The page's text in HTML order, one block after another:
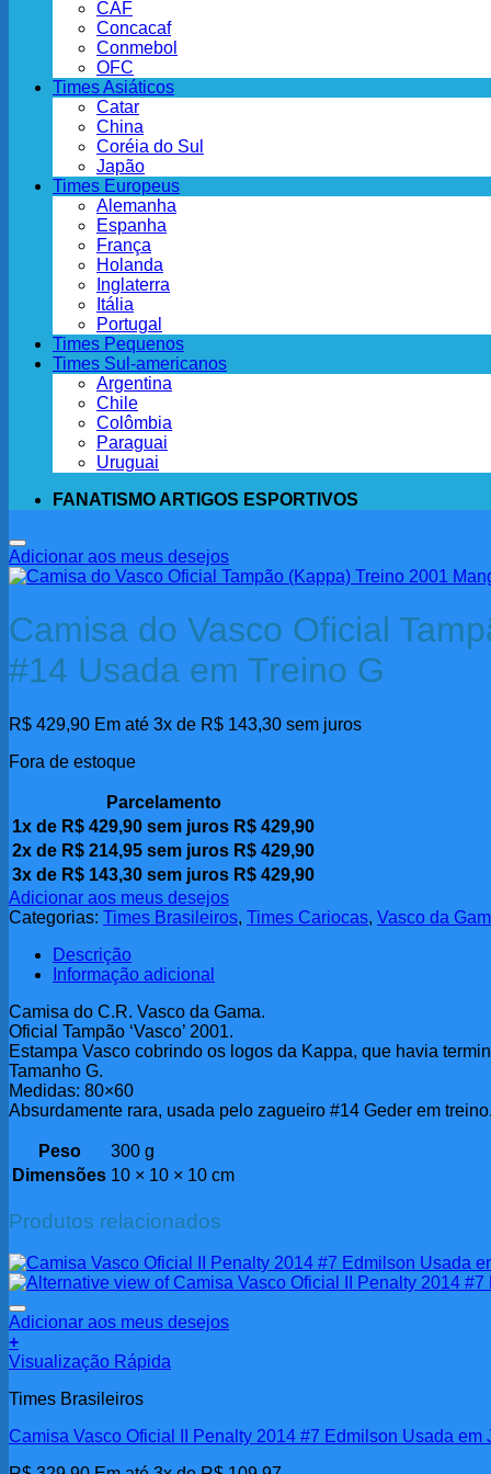
CAF
Concacaf
Conmebol
OFC
Times Asiáticos
Catar
China
Coréia do Sul
Japão
Times Europeus
Alemanha
Espanha
França
Holanda
Inglaterra
Itália
Portugal
Times Pequenos
Times Sul-americanos
Argentina
Chile
Colômbia
Paraguai
Uruguai
FANATISMO ARTIGOS ESPORTIVOS
Adicionar aos meus desejos
Camisa do Vasco Oficial
#14 Usada em Treino G
R$ 429,90 Em até 3x de R$ 143,30 sem juros
Fora de estoque
Parcelamento
1x de R$ 429,90 sem juros R$ 429,90
2x de R$ 214,95 sem juros R$ 429,90
3x de R$ 143,30 sem juros R$ 429,90
Adicionar aos meus desejos
Categorias: Times Brasileiros, Times Cariocas, Vasco da
Descrição
Informação adicional
Camisa do C.R. Vasco da Gama.
Oficial Tampão ‘Vasco’ 2001.
Estampa Vasco cobrindo os logos da Kappa, que havia
Tamanho G.
Medidas: 80×60
Absurdamente rara, usada pelo zagueiro #14 Geder em treino.
Peso
300 g
Dimensões 10 × 10 × 10 cm
Produtos relacionados
Adicionar aos meus desejos
+
Visualização Rápida
Times Brasileiros
Camisa Vasco Oficial II Penalty 2014 #7 Edmilson Usada em